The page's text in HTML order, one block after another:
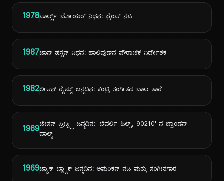
1978ಚಾರ್ಲ್ಸ್ ಬೋಯರ್ ನಿಧನ: ಫ್ರೆಂಚ್ ನಟ
1987ಜಾನ್ ಹಸ್ಟನ್ ನಿಧನ: ಹಾಲಿವುಡ್‌ನ ಪೌರಾಣಿಕ ನಿರ್ದೇಶಕ
1982ಲೀಆನ್ ರೈಮ್ಸ್ ಜನ್ಮದಿನ: ಕಂಟ್ರಿ ಸಂಗೀತದ ಬಾಲ ತಾರೆ
1969ಜೇಸನ್ ಪ್ರೀಸ್ಟ್ಲಿ ಜನ್ಮದಿನ: 'ಬೆವರ್ಲಿ ಹಿಲ್ಸ್, 90210' ನ ಬ್ರಾಂಡನ್
ವಾಲ್ಶ್
1969ಜ್ಯಾಕ್ ಬ್ಲ್ಯಾಕ್ ಜನ್ಮದಿನ: ಅಮೆರಿಕನ್ ನಟ ಮತ್ತು ಸಂಗೀತಗಾರ